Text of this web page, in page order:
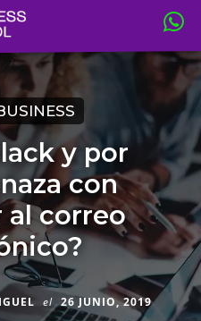
y por
con
al correo
el 26 JUNIO, 2019